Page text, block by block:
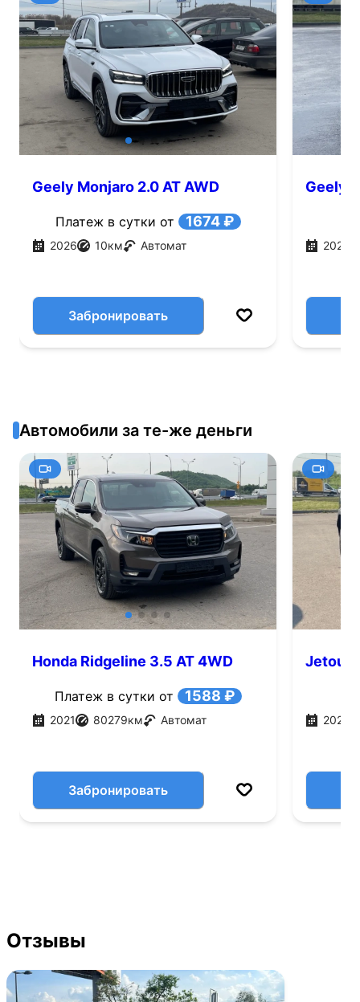
Geely Monjaro 2.0 AT AWD
Платеж в сутки от 1674 ₽
2026 10км Автомат
Забронировать
Geely
2026
Автомобили за те-же деньги
Honda Ridgeline 3.5 AT 4WD
Платеж в сутки от 1588 ₽
2021 80279км Автомат
Забронировать
Jetour
2026
Отзывы